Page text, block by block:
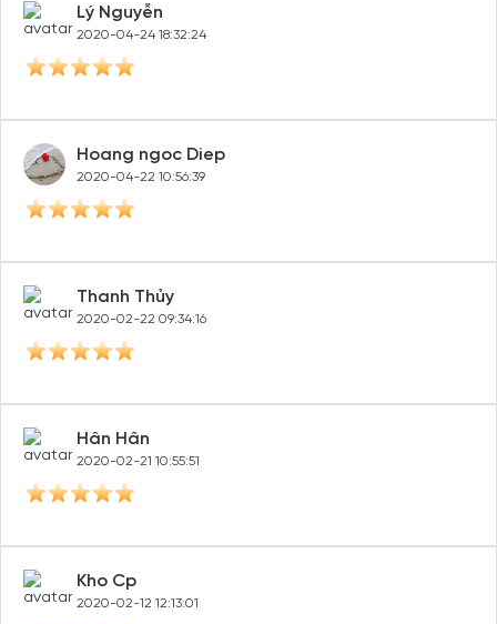
Merry Chen
2020-05-05 10:59:55
Cuongnguyen233
2020-04-29 13:38:29
Lý Nguyễn
2020-04-24 18:32:24
Hoang ngoc Diep
2020-04-22 10:56:39
Thanh Thủy